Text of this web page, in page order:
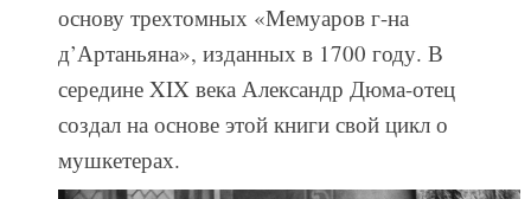
основу трехтомных «Мемуаров г-на
д’Артаньяна», изданных в 1700 году. В
середине XIX века Александр Дюма-отец
создал на основе этой книги свой цикл о
мушкетерах.